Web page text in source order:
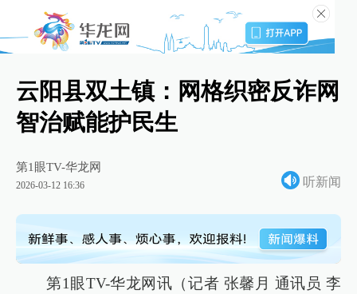
云阳县双土镇：网格织密反诈网
智治赋能护民生
第1眼TV-华龙网
2026-03-12 16:36 听新闻
第1眼TV-华龙网讯（记者 张馨月 通讯员 李